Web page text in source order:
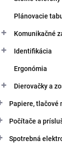
Plánovacie
Komunikačné
Identifikácia
Ergonómia
Dierovačky a
Papiere, tlačové
Počítače a
Spotrebná